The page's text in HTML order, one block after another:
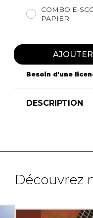
COMBO E-
PAPIER
Besoin d'une
DESCRIPTION
Découvrez